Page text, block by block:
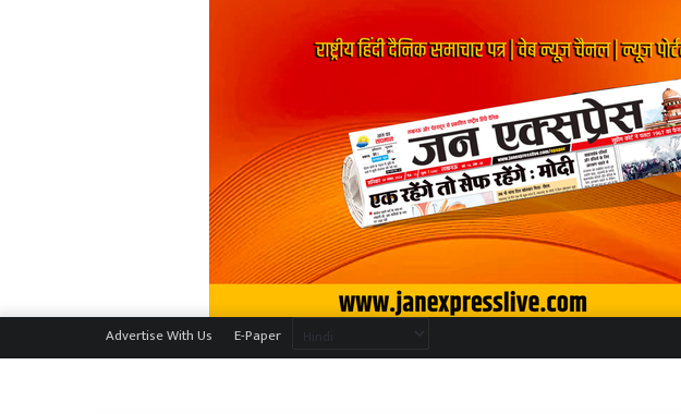
Advertise With Us E-Paper